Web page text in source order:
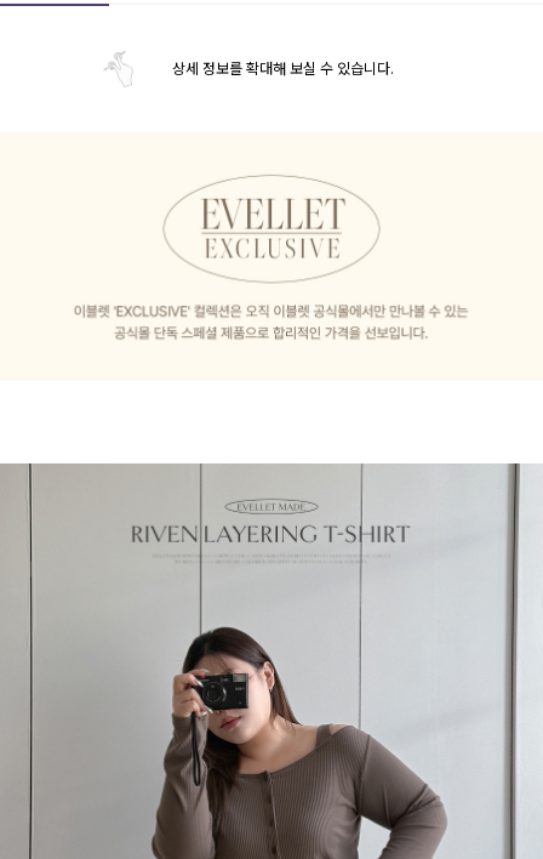
상세 정보를 확대해 보실 수 있습니다.